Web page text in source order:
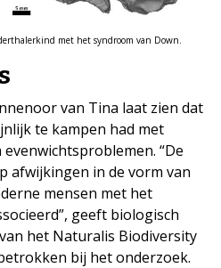
met het syndroom van Down.
van Tina laat zien dat
te kampen had met
“De
afwijkingen in de vorm van
mensen met het
geeft biologisch
het Naturalis Biodiversity
bij het onderzoek.